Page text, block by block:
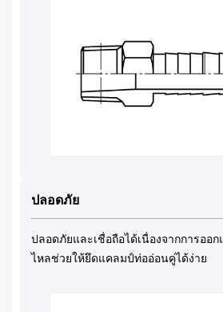
ปลอดภัย
ปลอดภัยและเชื่อถือได้เนื่องจากการออ
ไหลช่วยให้ยึดแคลมป์ท่ออ่อนคู่ได้ง่าย